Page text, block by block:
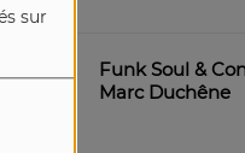
sur
Funk Soul &
Marc Duchêne